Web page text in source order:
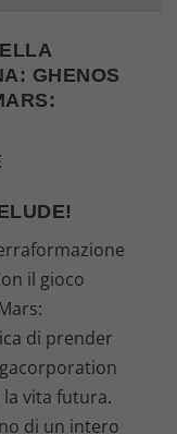
GHENOS
il gioco
di prender
vita futura.
di un intero